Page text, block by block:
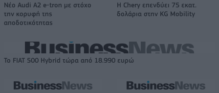
Νέο Audi A2 e-tron με στόχο
την κορυφή της
αποδοτικότητας
Η Chery επενδύει 75 εκατ.
δολάρια στην KG Mobility
Το FIAT 500 Hybrid τώρα από 18.990 ευρώ